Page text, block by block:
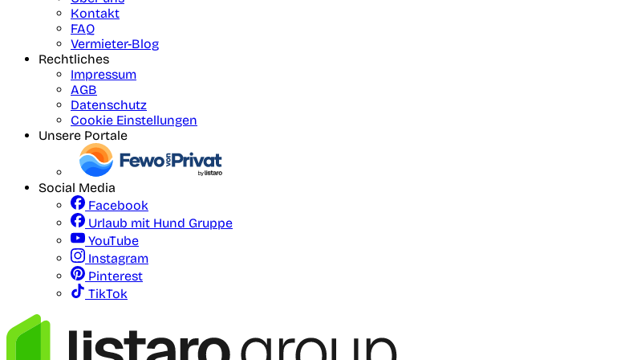
Kontakt
FAQ
Vermieter-Blog
Rechtliches
Impressum
AGB
Datenschutz
Cookie Einstellungen
Unsere Portale
Social Media
Facebook
Urlaub mit Hund Gruppe
YouTube
Instagram
Pinterest
TikTok